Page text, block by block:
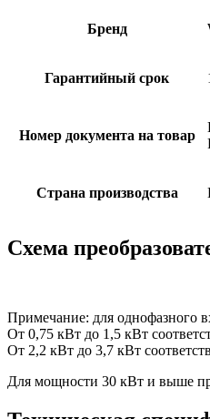
Бренд
Гарантийный срок
Номер документа на товар
Страна производства
Схема
Примечание: для однофазного
От 0,75 кВт до 1,5 кВт
От 2,2 кВт до 3,7 кВт
Для мощности 30 кВт и выше